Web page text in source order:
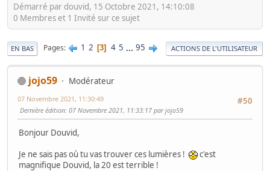
Démarré par douvid, 15 Octobre 2021, 14:10:08
0 Membres et 1 Invité sur ce sujet
EN BAS Pages 1 2 3 4 5 ... 95 ACTIONS DE L'UTILISATEUR
jojo59
Modérateur
#50
07 Novembre 2021, 11:30:49
Dernière édition: 07 Novembre 2021, 11:33:17 par jojo59
Bonjour Douvid,
Je ne sais pas où tu vas trouver ces lumières !
c'est
magnifique Douvid, la 20 est terrible !